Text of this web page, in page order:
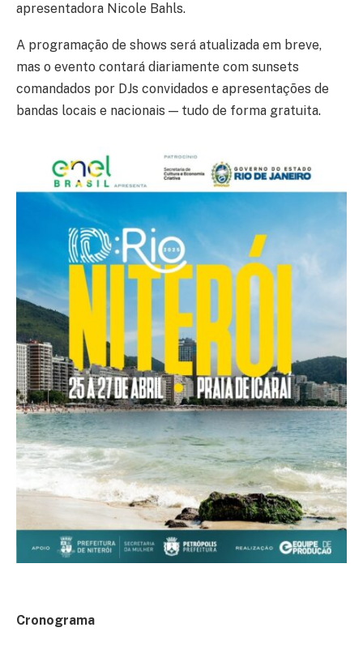
apresentadora Nicole Bahls.
A programação de shows será atualizada em breve,
mas o evento contará diariamente com sunsets
comandados por DJs convidados e apresentações de
bandas locais e nacionais — tudo de forma gratuita.
Cronograma